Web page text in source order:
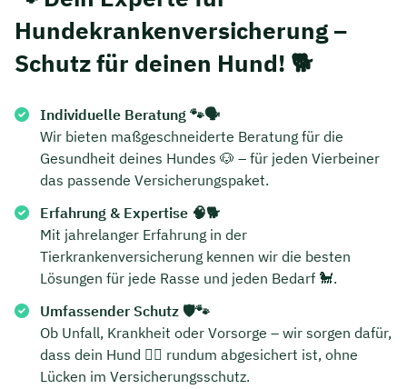
Hundekrankenversicherung –
Schutz für deinen Hund! 🐕
Individuelle Beratung 🐾🗣️
Wir bieten maßgeschneiderte Beratung für die
Gesundheit deines Hundes 🐶 – für jeden Vierbeiner
das passende Versicherungspaket.
Erfahrung & Expertise 🧠🐕
Mit jahrelanger Erfahrung in der
Tierkrankenversicherung kennen wir die besten
Lösungen für jede Rasse und jeden Bedarf 🐩.
Umfassender Schutz 🛡️🐾
Ob Unfall, Krankheit oder Vorsorge – wir sorgen dafür,
dass dein Hund 🐕‍🦺 rundum abgesichert ist, ohne
Lücken im Versicherungsschutz.